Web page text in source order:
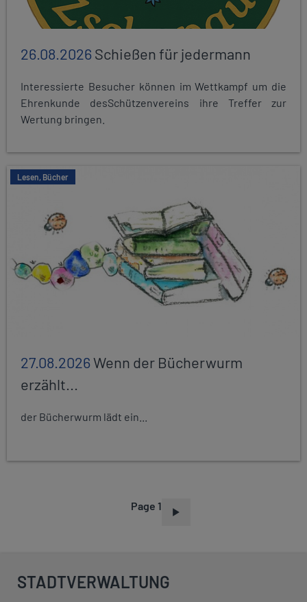
26.08.2026Schießen für jedermann
Interessierte Besucher können im Wettkampf um die
Ehrenkunde desSchützenvereins ihre Treffer zur
Wertung bringen.
Lesen, Bücher
27.08.2026Wenn der Bücherwurm
erzählt...
der Bücherwurm lädt ein...
Page 1
STADTVERWALTUNG